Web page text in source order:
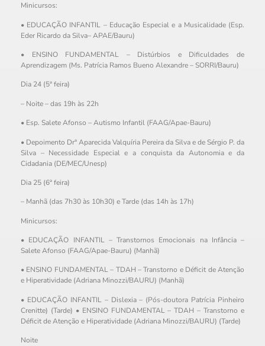
Minicursos:
• EDUCAÇÃO INFANTIL – Educação Especial e a Musicalidade (Esp.
Eder Ricardo da Silva– APAE/Bauru)
• ENSINO FUNDAMENTAL – Distúrbios e Dificuldades de
Aprendizagem (Ms. Patrícia Ramos Bueno Alexandre – SORRI/Bauru)
Dia 24 (5ª feira)
– Noite – das 19h às 22h
• Esp. Salete Afonso – Autismo Infantil (FAAG/Apae-Bauru)
• Depoimento Drª Aparecida Valquíria Pereira da Silva e de Sérgio P. da
Silva – Necessidade Especial e a conquista da Autonomia e da
Cidadania (DE/MEC/Unesp)
Dia 25 (6ª feira)
– Manhã (das 7h30 às 10h30) e Tarde (das 14h às 17h)
Minicursos:
• EDUCAÇÃO INFANTIL – Transtornos Emocionais na Infância –
Salete Afonso (FAAG/Apae-Bauru) (Manhã)
• ENSINO FUNDAMENTAL – TDAH – Transtorno e Déficit de Atenção
e Hiperatividade (Adriana Minozzi/BAURU) (Manhã)
• EDUCAÇÃO INFANTIL – Dislexia – (Pós-doutora Patrícia Pinheiro
Crenitte) (Tarde) • ENSINO FUNDAMENTAL – TDAH – Transtorno e
Déficit de Atenção e Hiperatividade (Adriana Minozzi/BAURU) (Tarde)
Noite